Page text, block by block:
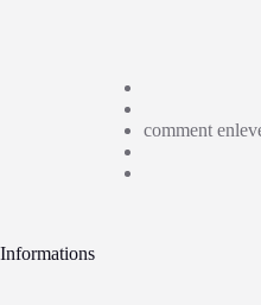
comment
Informations